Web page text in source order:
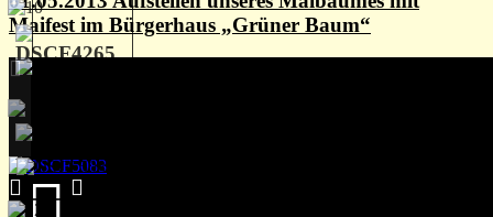
Maifest im Bürgerhaus „Grüner Baum“